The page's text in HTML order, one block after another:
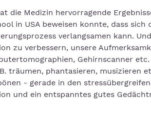
die Medizin hervorragende
in USA beweisen konnte, dass
verlangsamen kann.
zu verbessern, unsere
Gehirnscanner
träumen, phantasieren, musizieren
- gerade in den
und ein entspanntes gutes